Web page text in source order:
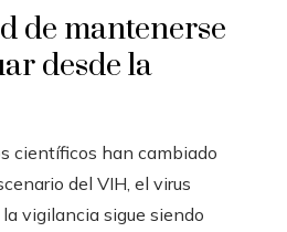
de mantenerse
desde la
científicos han cambiado
del VIH, el virus
vigilancia sigue siendo